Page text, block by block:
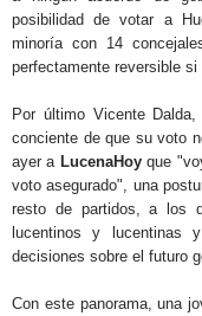
posibilidad de votar a
minoría con 14
perfectamente reversible si
Por último Vicente
conciente de que su voto
ayer a LucenaHoyque
voto asegurado", una
resto de partidos, a los
lucentinos y
decisiones sobre el futuro
Con este panorama, una